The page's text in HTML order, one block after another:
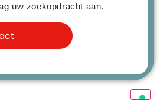
uw zoekopdracht aan.